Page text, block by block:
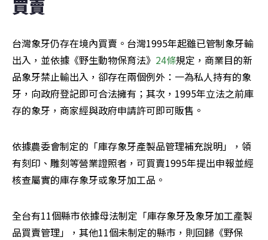
買賣
台灣象牙仍存在境內買賣。台灣1995年起雖已管制象牙輸
出入，並依據《野生動物保育法》 24條規定，商業目的新
品象牙禁止輸出入，卻存在兩個例外：一為私人持有的象
牙，向政府登記即可合法擁有；其次，1995年立法之前庫
存的象牙，商家經與政府申請許可即可販售。
依據農委會制定的「庫存象牙產製品管理補充說明」，領
有刻印、雕刻等營業證照者，可買賣1995年提出申報並經
核查屬實的庫存象牙或象牙加工品。
全台有11個縣市依據母法制定「庫存象牙及象牙加工產製
品買賣管理」，其他11個未制定的縣市，則回歸《野保